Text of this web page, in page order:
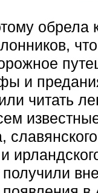
обрела
и
читать